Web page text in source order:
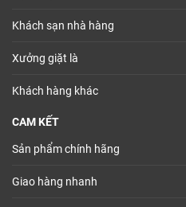
Khách sạn nhà hàng
Xưởng giặt là
Khách hàng khác
CAM KẾT
Sản phẩm chính hãng
Giao hàng nhanh